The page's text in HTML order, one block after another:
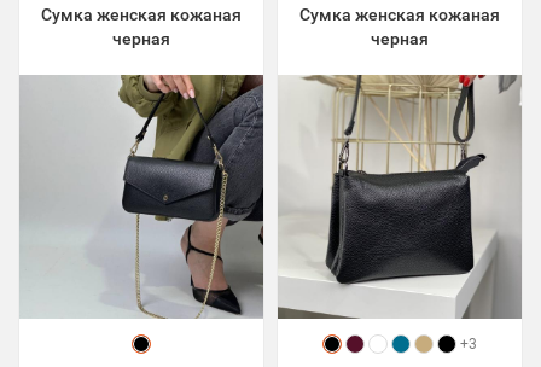
Сумка женская кожаная
черная
Сумка женская кожаная
черная
+3